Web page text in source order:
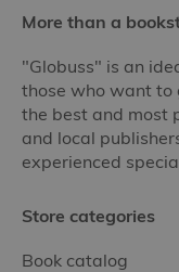
More than a
"Globuss" is an
those who want
the best and most
and local
experienced
Store categories
Book catalog